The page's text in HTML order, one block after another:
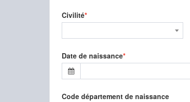
Civilité
Date de naissance
Code département de naissance